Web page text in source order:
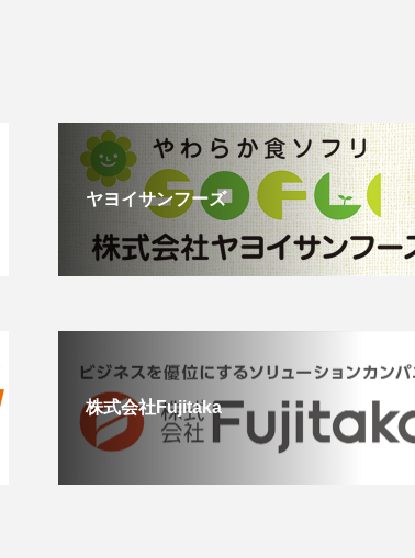
ヤヨイサンフーズ
株式会社Fujitaka